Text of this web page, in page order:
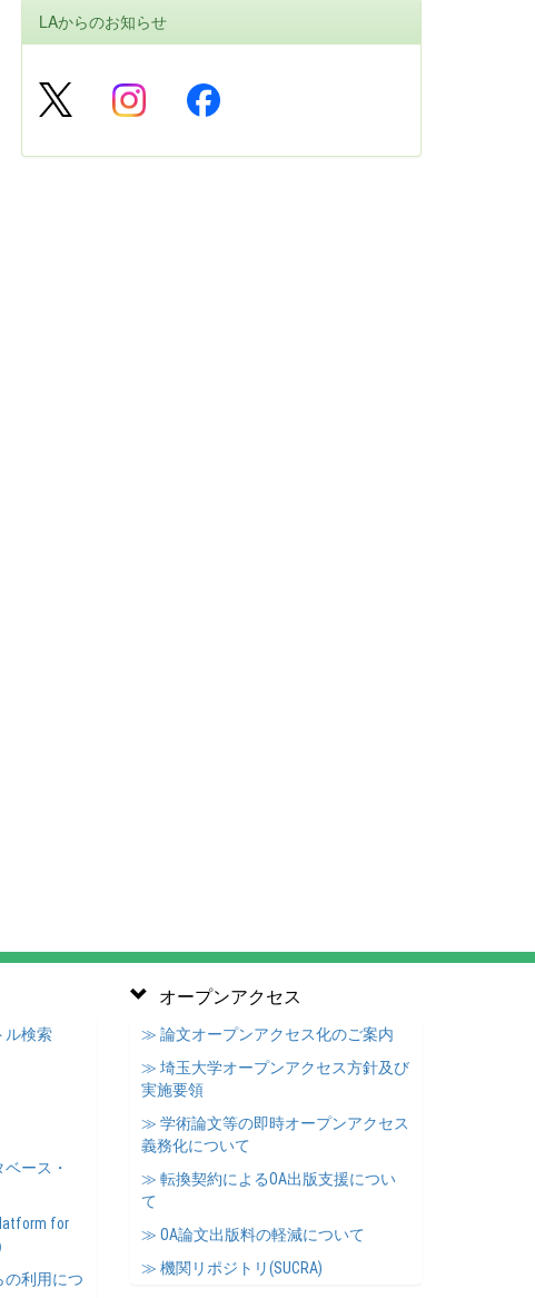
LAからのお知らせ
ル検索
ース・
for
利用につ
オープンアクセス
≫ 論文オープンアクセス化のご案内
≫ 埼玉大学オープンアクセス方針及び
実施要領
≫ 学術論文等の即時オープンアクセス
義務化について
≫ 転換契約によるOA出版支援につい
て
≫ OA論文出版料の軽減について
≫ 機関リポジトリ(SUCRA)